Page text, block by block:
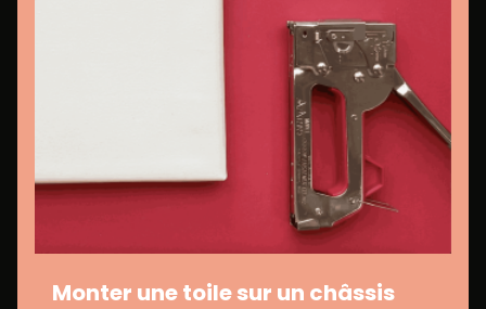
Monter une toile sur un châssis